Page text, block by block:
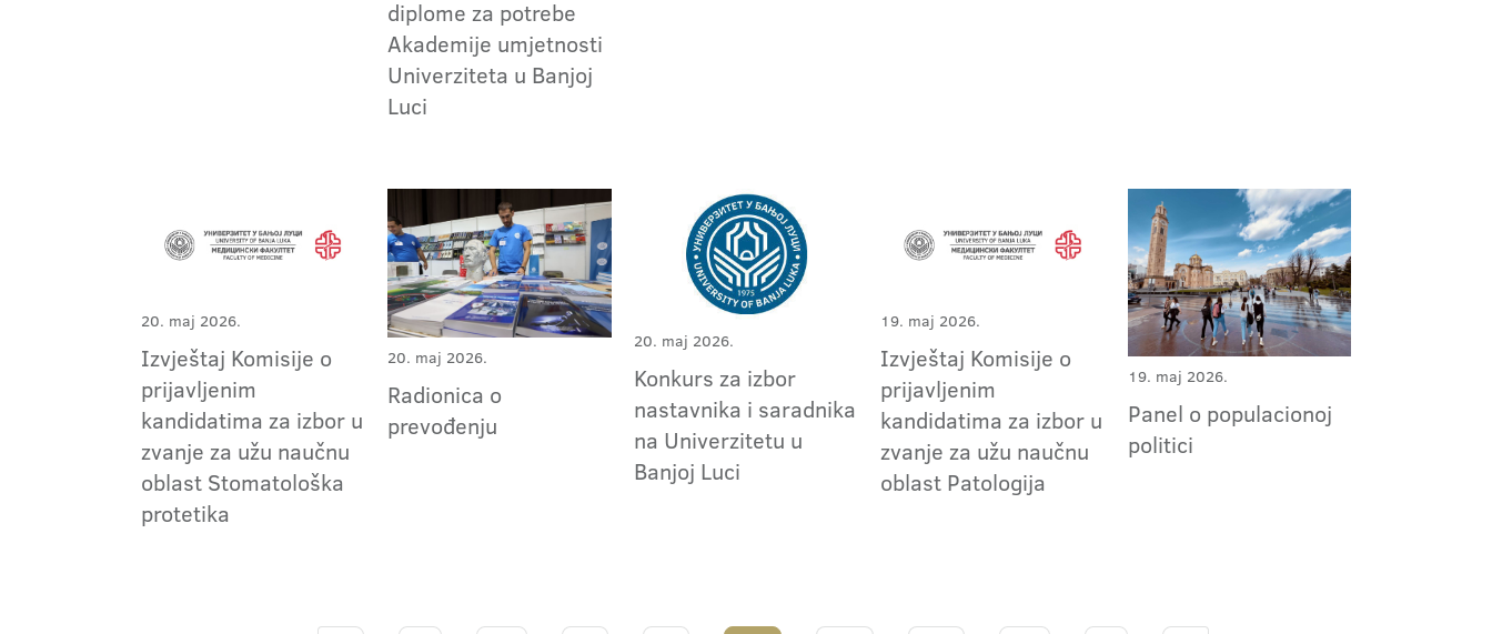
diplome za potrebe
Akademije umjetnosti
Univerziteta u Banjoj
Luci
20. maj 2026.
Izvještaj Komisije o
prijavljenim
kandidatima za izbor u
zvanje za užu naučnu
oblast Stomatološka
protetika
20. maj 2026.
Radionica o
prevođenju
20. maj 2026.
Konkurs za izbor
nastavnika i saradnika
na Univerzitetu u
Banjoj Luci
19. maj 2026.
Izvještaj Komisije o
prijavljenim
kandidatima za izbor u
zvanje za užu naučnu
oblast Patologija
19. maj 2026.
Panel o populacionoj
politici